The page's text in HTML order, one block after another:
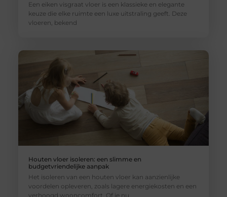
Een eiken visgraat vloer is een klassieke en elegante
keuze die elke ruimte een luxe uitstraling geeft. Deze
vloeren, bekend
Houten vloer isoleren: een slimme en
budgetvriendelijke aanpak
Het isoleren van een houten vloer kan aanzienlijke
voordelen opleveren, zoals lagere energiekosten en een
verhoogd wooncomfort. Of je nu